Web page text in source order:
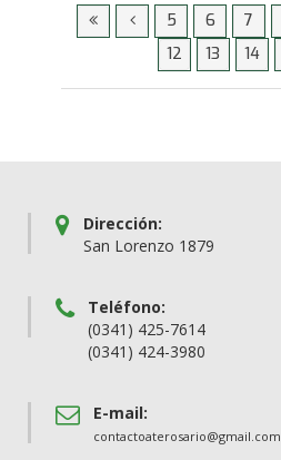
5 6 7
12
13 14
Dirección:
San Lorenzo 1879
Teléfono:
(0341) 425-7614
(0341) 424-3980
E-mail:
contactoaterosario@gmail.com